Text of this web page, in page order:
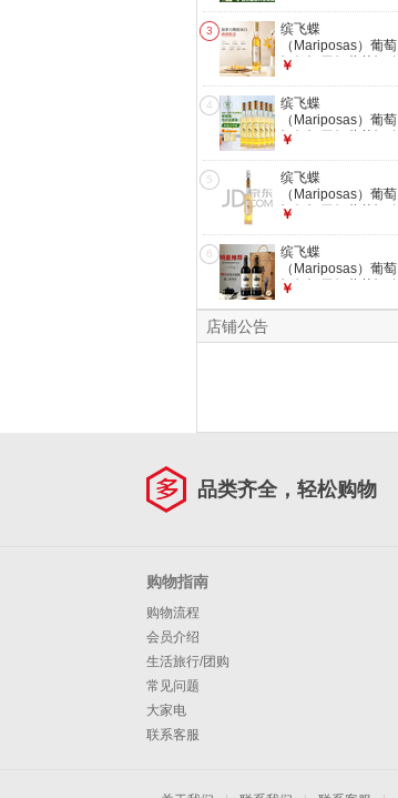
冰白双支礼盒
2*375ml
3
缤飞蝶
（Mariposas）葡萄
酒红酒干红葡萄酒晚
完
￥
4
缤飞蝶
（Mariposas）葡萄
酒红酒干红葡萄酒晚
冰白整箱装
￥
5
缤飞蝶
（Mariposas）葡萄
酒红酒干红葡萄酒晚
冰白单支装
￥
6
缤飞蝶
（Mariposas）葡萄
酒红酒干红葡萄酒晚
￥
店铺公告
品类齐全，轻松购物
购物指南
购物流程
会员介绍
生活旅行/团购
常见问题
大家电
联系客服